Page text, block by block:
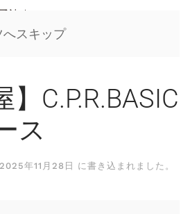
へスキップ
】C.P.R.BASIC
ス
2025年11月28日 に書き込まれました。